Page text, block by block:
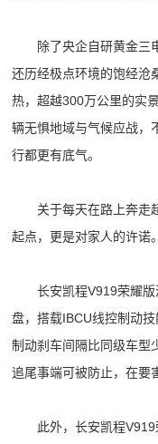
除了央企自研黄金三电
还历经极点环境的饱经
热，超越300万公里的实
辆无惧地域与气候应战，
行都更有底气。
关于每天在路上奔走超
起点，更是对家人的许诺。
长安凯程V919荣耀版
盘，搭载IBCU线控制动
制动刹车间隔比同级车型
追尾事端可被防止，在要
此外，长安凯程V919